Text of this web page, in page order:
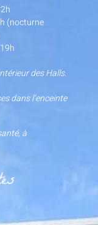
(nocturne
des Halls.
dans l’enceinte
à